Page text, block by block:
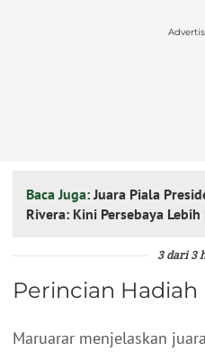
Baca Juga: Juara Piala
Rivera: Kini Persebaya Lebih
3 dari 3
Perincian Hadiah
Maruarar menjelaskan